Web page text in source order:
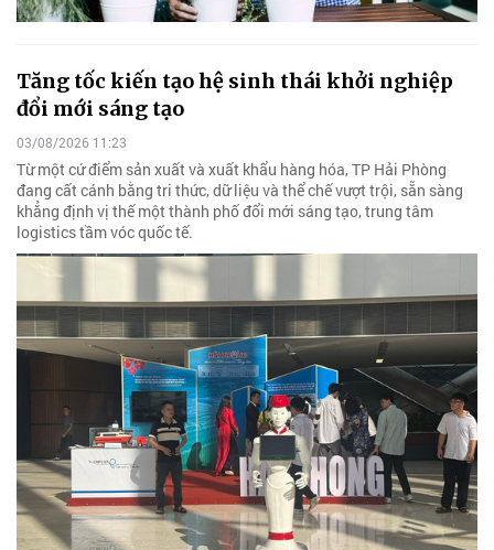
Tăng tốc kiến tạo hệ sinh thái khởi nghiệp
đổi mới sáng tạo
03/08/2026 11:23
Từ một cứ điểm sản xuất và xuất khẩu hàng hóa, TP Hải Phòng
đang cất cánh bằng tri thức, dữ liệu và thể chế vượt trội, sẵn sàng
khẳng định vị thế một thành phố đổi mới sáng tạo, trung tâm
logistics tầm vóc quốc tế.